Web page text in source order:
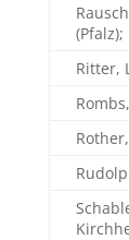
(Pfalz);
Ritter,